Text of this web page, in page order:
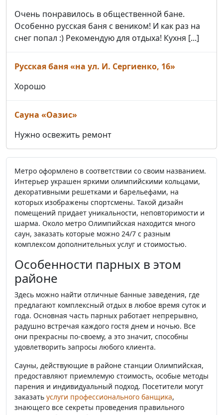
Метро оформлено в соответствии со своим названием.
Интерьер украшен яркими олимпийскими кольцами,
декоративными решетками и барельефами, на
которых изображены спортсмены. Такой дизайн
помещений придает уникальности, неповторимости и
шарма. Около метро Олимпийская находится много
саун, заказать которые можно 24/7 с разным
комплексом дополнительных услуг и стоимостью.
Особенности парных в этом
районе
Здесь можно найти отличные банные заведения, где
предлагают комплексный отдых в любое время суток и
года. Основная часть парных работает непрерывно,
радушно встречая каждого гостя днем и ночью. Все
они прекрасны по-своему, а это значит, способны
удовлетворить запросы любого клиента.
Сауны, действующие в районе станции Олимпийская,
предоставляют приемлемую стоимость, особые методы
парения и индивидуальный подход. Посетители могут
заказать услуги профессионального банщика,
знающего все секреты проведения правильного
Очень понравилось в общественной бане.
Особенно русская баня с веником! И как раз на
снег попал :) Рекомендую для отдыха! Кухня [...]
Русская баня «на ул. И. Сергиенко, 16»
Хорошо
Сауна «Оазис»
Нужно освежить ремонт